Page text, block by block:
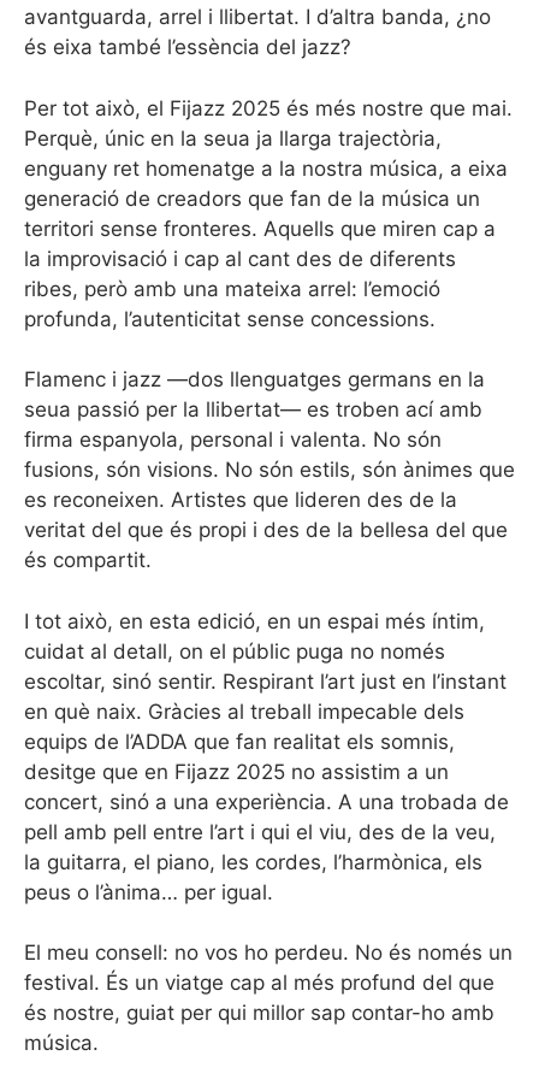
avantguarda, arrel i llibertat. I d’altra banda, ¿no
és eixa també l’essència del jazz?
Per tot això, el Fijazz 2025 és més nostre que mai.
Perquè, únic en la seua ja llarga trajectòria,
enguany ret homenatge a la nostra música, a eixa
generació de creadors que fan de la música un
territori sense fronteres. Aquells que miren cap a
la improvisació i cap al cant des de diferents
ribes, però amb una mateixa arrel: l’emoció
profunda, l’autenticitat sense concessions.
Flamenc i jazz —dos llenguatges germans en la
seua passió per la llibertat— es troben ací amb
firma espanyola, personal i valenta. No són
fusions, són visions. No són estils, són ànimes que
es reconeixen. Artistes que lideren des de la
veritat del que és propi i des de la bellesa del que
és compartit.
I tot això, en esta edició, en un espai més íntim,
cuidat al detall, on el públic puga no només
escoltar, sinó sentir. Respirant l’art just en l’instant
en què naix. Gràcies al treball impecable dels
equips de l’ADDA que fan realitat els somnis,
desitge que en Fijazz 2025 no assistim a un
concert, sinó a una experiència. A una trobada de
pell amb pell entre l’art i qui el viu, des de la veu,
la guitarra, el piano, les cordes, l’harmònica, els
peus o l’ànima… per igual.
El meu consell: no vos ho perdeu. No és només un
festival. És un viatge cap al més profund del que
és nostre, guiat per qui millor sap contar-ho amb
música.